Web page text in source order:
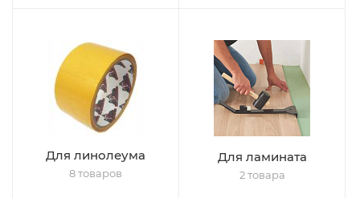
Для линолеума
8 товаров
Для ламината
2 товара